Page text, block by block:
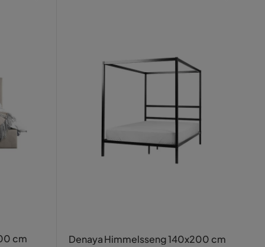
cm Denaya Himmelsseng 140x200 cm